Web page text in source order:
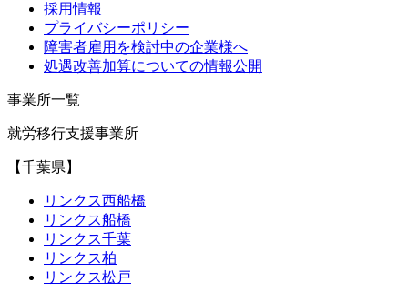
採用情報
プライバシーポリシー
障害者雇用を検討中の企業様へ
処遇改善加算についての情報公開
事業所一覧
就労移行支援事業所
【千葉県】
リンクス西船橋
リンクス船橋
リンクス千葉
リンクス柏
リンクス松戸